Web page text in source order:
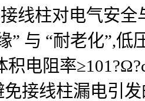
线柱对电气安全
” 与 “耐老化”,
积电阻率
免接线柱漏电引